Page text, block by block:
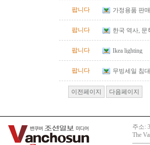
팝니다 가정용품 판매
팝니다 한국 역사, 문
팝니다 Ikea lighting
팝니다 무빙세일 침
이전페이지 다음페이지
주소:
The